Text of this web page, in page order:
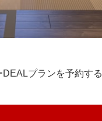
プランを予約す